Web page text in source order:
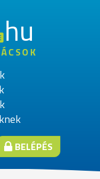
hu
BELÉPÉS